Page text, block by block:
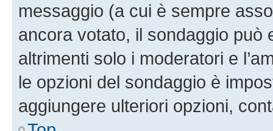
messaggio (a cui è sempre
ancora votato, il sondaggio può
altrimenti solo i moderatori e
le opzioni del sondaggio è
aggiungere ulteriori opzioni,